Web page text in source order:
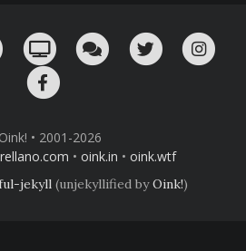
un email!
¡Nuestro canal en Telegram!
Oink! TV Charla con nosotros
Twitter
• 2001-2026
• oink.in • oink.wtf
jekyll (unjekyllified byOink!)